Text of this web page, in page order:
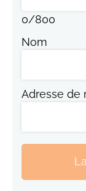
0/800
Nom
Adresse de